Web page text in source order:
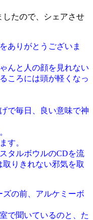
たので、シェアさせ
ありがとうございま
んと人の顔を見れない
ころには頭が軽くなっ
で毎日、良い意味で神
す。
タルボウルのCDを流
りきれない邪気を取
の前、アルケミーボ
で聞いているのと、た